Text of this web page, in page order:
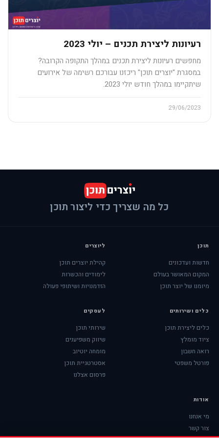
רעיונות ליצירת תכנים – יולי 2023
מחפשים רעיונות ליצירת תכנים במהלך התקופה הקרובה?
במסגרת "יוצרים תוכן" ריכזנו עבורכם רשימה של אירועים
שיתקיימו במהלך חודש יולי 2023.
29/06/2023
כל מה שצריך כדי ליצור תוכן
תוכן
חדשות ועדכונים
המקום המאושר בעולם
מיומנו של יוצר תוכן
ליוצרים
קהילת יוצרים תוכן
לימודים והכשרות
הזדמנויות ושיתופי פעולה
כלים ושירותים
כלים ליצירת תוכן
ציוד מומלץ
רואה חשבון
פורטל משפטי
לעסקים
שירותי תוכן
שיווק משפיענים
מומחה יוטיוב
אסטרטגיית תוכן
פרסום אצלנו
אודות
מי אנחנו
צור קשר